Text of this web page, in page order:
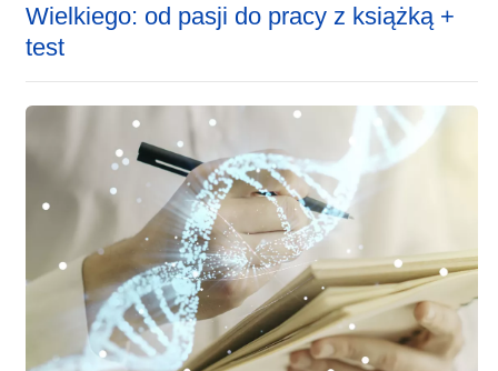
Wielkiego: od pasji do pracy z książką +
test